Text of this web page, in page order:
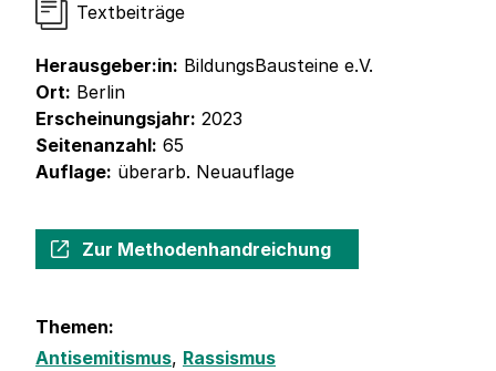
Textbeiträge
Herausgeber:in: BildungsBausteine e.V.
Ort: Berlin
Erscheinungsjahr: 2023
Seitenanzahl: 65
Auflage: überarb. Neuauflage
Zur Methodenhandreichung
Themen:
Antisemitismus, Rassismus